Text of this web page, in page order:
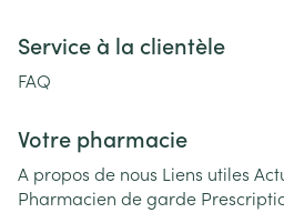
Service à la clientèle
FAQ
Votre pharmacie
A propos de nous Liens utiles
Pharmacien de garde